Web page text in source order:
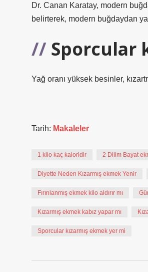
Dr. Canan Karatay, modern
belirterek, modern buğdaydan
Sporcular
Yağ oranı yüksek besinler,
Tarih: Makaleler
1 kilo kaç kaloridir 2 Dilim Bayat
Diyette Neden Kızarmış ekmek Yenir
Fırınlanmış ekmek kilo aldırır mı
Kızarmış ekmek kabız yapar mı
Sporcular kızarmış ekmek yer mi